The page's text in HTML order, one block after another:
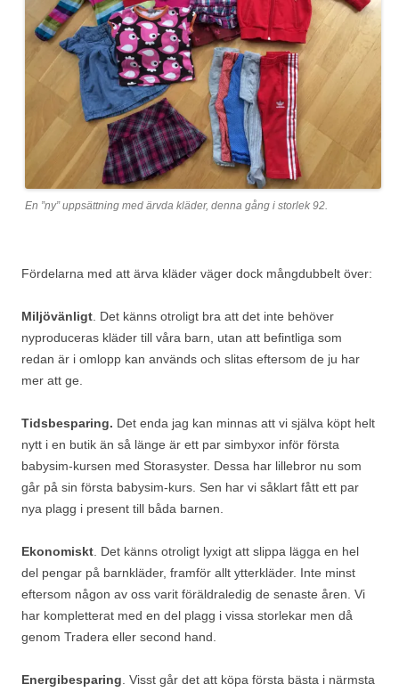
En ”ny” uppsättning med ärvda kläder, denna gång i storlek 92.
Fördelarna med att ärva kläder väger dock mångdubbelt över:
Miljövänligt . Det känns otroligt bra att det inte behöver
nyproduceras kläder till våra barn, utan att befintliga som
redan är i omlopp kan används och slitas eftersom de ju har
mer att ge.
Tidsbesparing. Det enda jag kan minnas att vi själva köpt helt
nytt i en butik än så länge är ett par simbyxor inför första
babysim-kursen med Storasyster. Dessa har lillebror nu som
går på sin första babysim-kurs. Sen har vi såklart fått ett par
nya plagg i present till båda barnen.
Ekonomiskt . Det känns otroligt lyxigt att slippa lägga en hel
del pengar på barnkläder, framför allt ytterkläder. Inte minst
eftersom någon av oss varit föräldraledig de senaste åren. Vi
har kompletterat med en del plagg i vissa storlekar men då
genom Tradera eller second hand.
Energibesparing . Visst går det att köpa första bästa i närmsta